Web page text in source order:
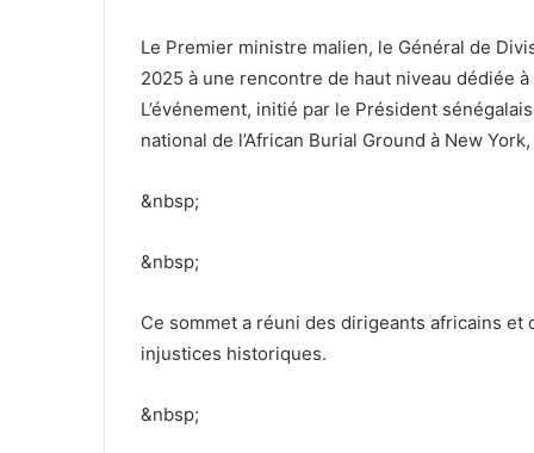
Le Premier ministre malien, le Général de
2025 à une rencontre de haut niveau dédiée
L’événement, initié par le Président
national de l’African Burial Ground à New
&nbsp;
&nbsp;
Ce sommet a réuni des dirigeants africains
injustices historiques.
&nbsp;